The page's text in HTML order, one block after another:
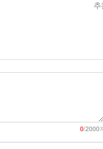
추
0/2000